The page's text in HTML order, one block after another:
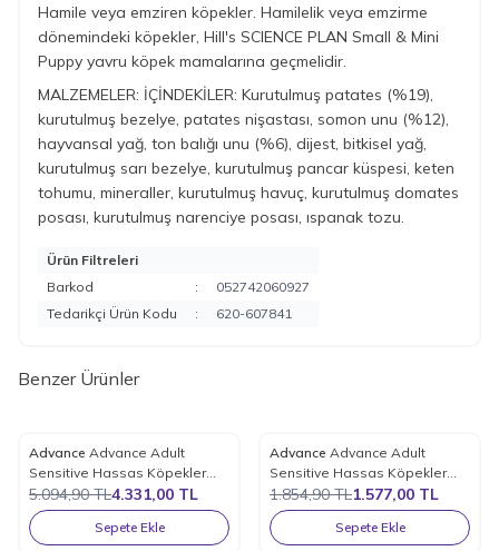
Hamile veya emziren köpekler. Hamilelik veya emzirme
dönemindeki köpekler, Hill's SCIENCE PLAN Small & Mini
Puppy yavru köpek mamalarına geçmelidir.
MALZEMELER: İÇİNDEKİLER: Kurutulmuş patates (%19),
kurutulmuş bezelye, patates nişastası, somon unu (%12),
hayvansal yağ, ton balığı unu (%6), dijest, bitkisel yağ,
kurutulmuş sarı bezelye, kurutulmuş pancar küspesi, keten
tohumu, mineraller, kurutulmuş havuç, kurutulmuş domates
posası, kurutulmuş narenciye posası, ıspanak tozu.
Ürün Filtreleri
Barkod
:
052742060927
Tedarikçi Ürün Kodu
: 620-607841
Benzer Ürünler
%15
Favorilere Ekle
Advance Advance Adult
Sensitive Hassas Köpekler
İçin Somonlu Mama 12 Kg.
5.094,90TL4.331,00 TL
Sepete Ekle
%15
Favorilere Ekle
Advance Advance Adult
Sensitive Hassas Köpekler
İçin Somonlu Mama 3 Kg.
1.854,90TL1.577,00 TL
Sepete Ekle